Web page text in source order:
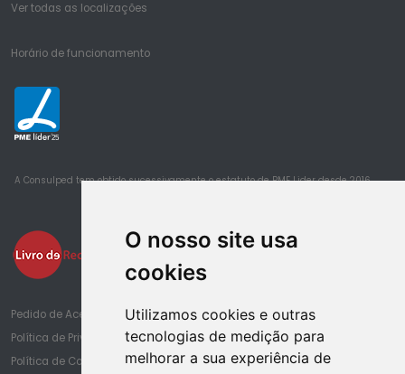
O nosso site usa
cookies
Utilizamos cookies e outras
tecnologias de medição para
melhorar a sua experiência de
Ver todas as localizações
Horário de funcionamento
25
A Consulped tem obtido sucessivamente o estatuto de PME Lider desde 2016
Pedido de Acesso à Informação de Saúde
Política de Privacidade
Política de Cookies